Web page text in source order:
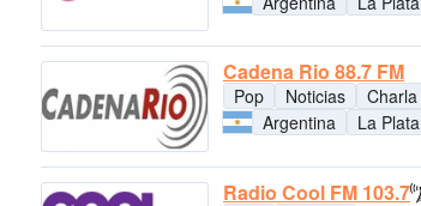
Cadena Rio 88.7 FM
Pop Noticias Charla
Argentina
La Plata
Radio Cool FM 103.7